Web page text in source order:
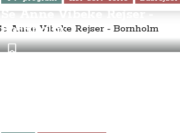
Se Anne Vibeke Rejser -
Bornholm